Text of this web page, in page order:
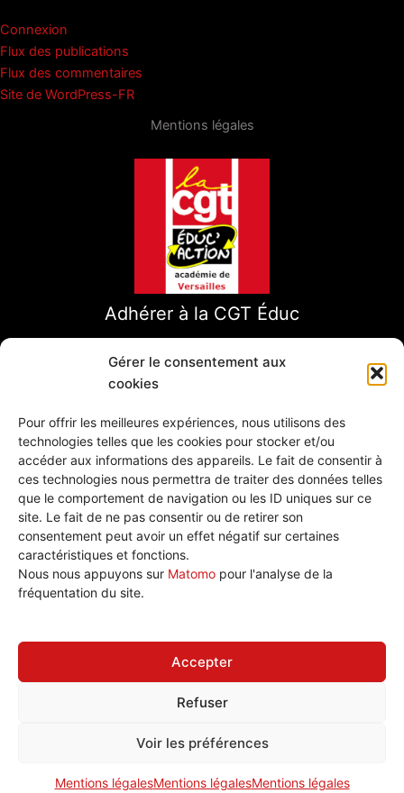
Gérer le consentement aux
cookies
Pour offrir les meilleures expériences, nous utilisons des
technologies telles que les cookies pour stocker et/ou
accéder aux informations des appareils. Le fait de consentir à
ces technologies nous permettra de traiter des données telles
que le comportement de navigation ou les ID uniques sur ce
site. Le fait de ne pas consentir ou de retirer son
consentement peut avoir un effet négatif sur certaines
caractéristiques et fonctions.
Nous nous appuyons sur Matomo pour l'analyse de la
fréquentation du site.
Accepter
Refuser
Voir les préférences
Mentions légalesMentions légalesMentions légales
k
y o
n
Connexion
Flux des publications
Flux des commentaires
Site de WordPress-FR
Mentions légales
Adhérer à la CGT Éduc
Nous écrire
[wt_cli_manage_consent]